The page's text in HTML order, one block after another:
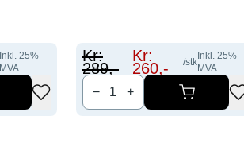
Inkl.25%
MVA
Kr:
289,-
Kr:
260,- /stk
Inkl. 25%
MVA
− +